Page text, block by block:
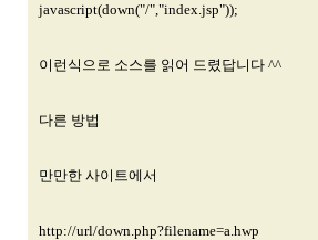
javascript(down("/","index.jsp"));
이런식으로 소스를 읽어 드렸답니다 ^^
다른 방법
만만한 사이트에서
http://url/down.php?filename=a.hwp